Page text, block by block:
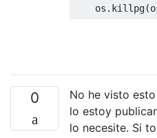
    os
. killpg(
0
No he visto
lo estoy
lo necesite. Si